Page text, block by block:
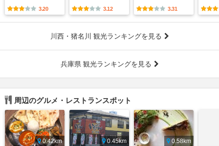
3.20 3.12 3.31
川西・猪名川 観光ランキングを見る
兵庫県 観光ランキングを見る
周辺のグルメ・レストランスポット
0.42km
0.45km
0.58km